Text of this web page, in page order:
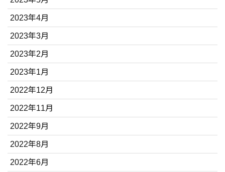
2023年4月
2023年3月
2023年2月
2023年1月
2022年12月
2022年11月
2022年9月
2022年8月
2022年6月